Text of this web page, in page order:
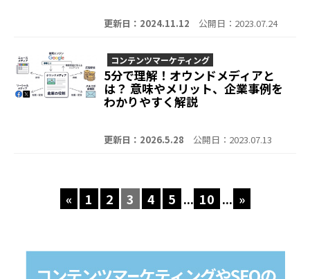
更新日：2024.11.12 公開日：2023.07.24
コンテンツマーケティング
5分で理解！オウンドメディアと
は？ 意味やメリット、企業事例を
わかりやすく解説
更新日：2026.5.28 公開日：2023.07.13
« 1 2 3 4 5 ... 10 ... »